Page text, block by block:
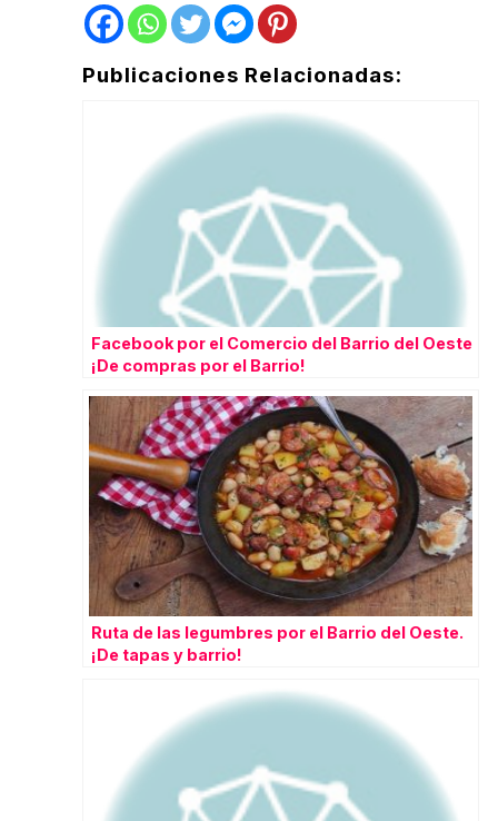
Publicaciones Relacionadas:
Facebook por el Comercio del Barrio del Oeste
¡De compras por el Barrio!
Ruta de las legumbres por el Barrio del Oeste.
¡De tapas y barrio!